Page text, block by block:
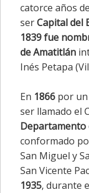
catorce años
serCapital del
1839 fue
de Amatitlán
Inés Petapa
En 1866por un
ser llamado el
Departamento
conformado
San Miguel y
San Vicente
1935, durante